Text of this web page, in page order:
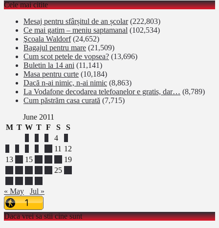
Cele mai citite
Mesaj pentru sfârșitul de an școlar (222,803)
Ce mai gatim – meniu saptamanal (102,534)
Şcoala Waldorf (24,652)
Bagajul pentru mare (21,509)
Cum scot petele de vopsea? (13,696)
Buletin la 14 ani (11,141)
Masa pentru curte (10,184)
Dacă n-ai nimic, n-ai nimic (8,863)
La Vodafone decodarea telefoanelor e gratis, dar… (8,789)
Cum păstrăm casa curată (7,715)
June 2011
M T W T F S
S
4
11 12
13
15
19
25
« May
Jul »
Daca vrei sa stii cine sunt